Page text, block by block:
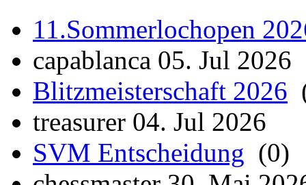
11.Sommerlochopen
capablanca 05. Jul 2026
Blitzmeisterschaft 2026
treasurer 04. Jul 2026
SVM Entscheidung (0)